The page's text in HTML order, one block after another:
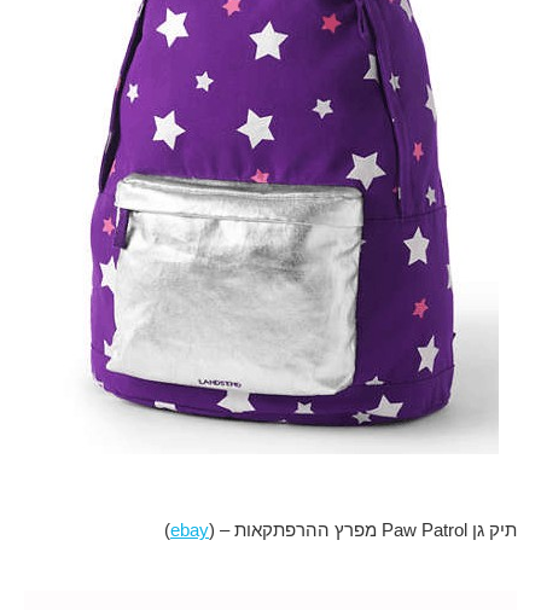
תיק גן Paw Patrol מפרץ ההרפתקאות – ( ebay
)